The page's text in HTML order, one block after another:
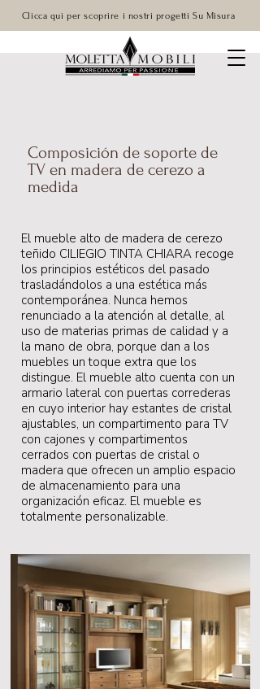
Clicca qui per scoprire i nostri progetti Su Misura
Composición de soporte de
TV en madera de cerezo a
medida
El mueble alto de madera de cerezo
teñido CILIEGIO TINTA CHIARA recoge
los principios estéticos del pasado
trasladándolos a una estética más
contemporánea. Nunca hemos
renunciado a la atención al detalle, al
uso de materias primas de calidad y a
la mano de obra, porque dan a los
muebles un toque extra que los
distingue. El mueble alto cuenta con un
armario lateral con puertas correderas
en cuyo interior hay estantes de cristal
ajustables, un compartimento para TV
con cajones y compartimentos
cerrados con puertas de cristal o
madera que ofrecen un amplio espacio
de almacenamiento para una
organización eficaz. El mueble es
totalmente personalizable.